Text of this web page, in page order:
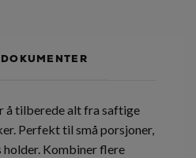
DOKUMENTER
å tilberede alt fra saftige
Perfekt til små porsjoner,
holder. Kombiner flere